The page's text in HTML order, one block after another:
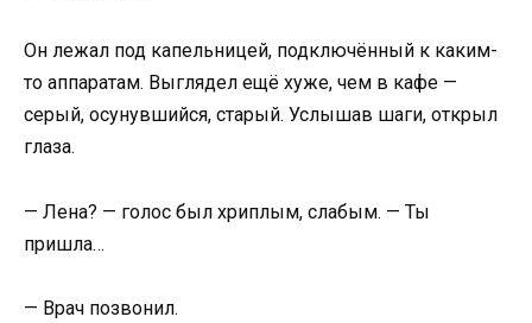
Он лежал под капельницей, подключённый к каким-
то аппаратам. Выглядел ещё хуже, чем в кафе —
серый, осунувшийся, старый. Услышав шаги, открыл
глаза.
— Лена? — голос был хриплым, слабым. — Ты
пришла…
— Врач позвонил.